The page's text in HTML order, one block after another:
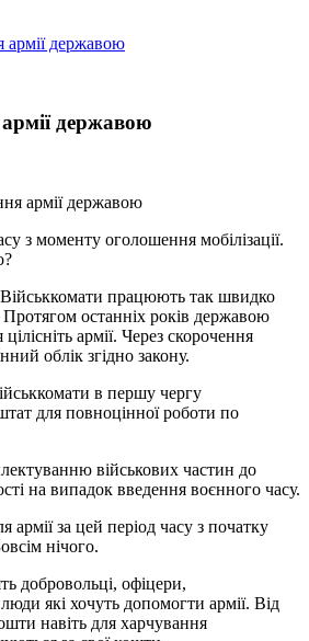
армії державою
державою
з моменту оголошення мобілізації.
працюють так швидко
останніх років державою
армії. Через скорочення
облік згідно закону.
в першу чергу
для повноцінної роботи по
військових частин до
на випадок введення воєнного часу.
за цей період часу з початку
нічого.
добровольці, офіцери,
які хочуть допомогти армії. Від
навіть для харчування